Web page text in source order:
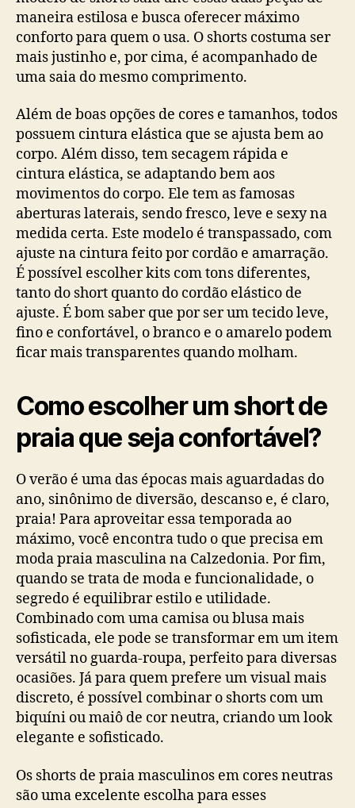
maneira estilosa e busca oferecer máximo
conforto para quem o usa. O shorts costuma ser
mais justinho e, por cima, é acompanhado de
uma saia do mesmo comprimento.
Além de boas opções de cores e tamanhos, todos
possuem cintura elástica que se ajusta bem ao
corpo. Além disso, tem secagem rápida e
cintura elástica, se adaptando bem aos
movimentos do corpo. Ele tem as famosas
aberturas laterais, sendo fresco, leve e sexy na
medida certa. Este modelo é transpassado, com
ajuste na cintura feito por cordão e amarração.
É possível escolher kits com tons diferentes,
tanto do short quanto do cordão elástico de
ajuste. É bom saber que por ser um tecido leve,
fino e confortável, o branco e o amarelo podem
ficar mais transparentes quando molham.
Como escolher um short de
praia que seja confortável?
O verão é uma das épocas mais aguardadas do
ano, sinônimo de diversão, descanso e, é claro,
praia! Para aproveitar essa temporada ao
máximo, você encontra tudo o que precisa em
moda praia masculina na Calzedonia. Por fim,
quando se trata de moda e funcionalidade, o
segredo é equilibrar estilo e utilidade.
Combinado com uma camisa ou blusa mais
sofisticada, ele pode se transformar em um item
versátil no guarda-roupa, perfeito para diversas
ocasiões. Já para quem prefere um visual mais
discreto, é possível combinar o shorts com um
biquíni ou maiô de cor neutra, criando um look
elegante e sofisticado.
Os shorts de praia masculinos em cores neutras
são uma excelente escolha para esses